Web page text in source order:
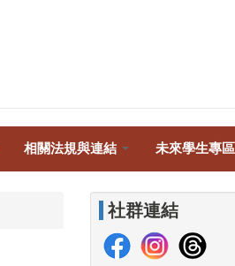
相關法規與連結 未來學生專區
社群連結